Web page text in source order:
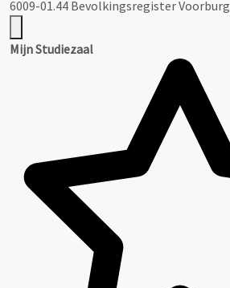
6009-01.44 Bevolkingsregister Voorburg
Mijn Studiezaal